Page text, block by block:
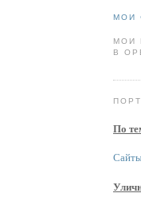
МОИ
МОИ
В
По